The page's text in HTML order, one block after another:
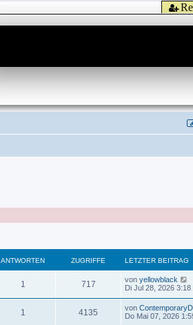
ANTWORTEN ZUGRIFFE LETZTER BEITRAG
1 717 von yellowblack
Di Jul 28, 2026 3:18
1 4135 von
Do Mai 07, 2026